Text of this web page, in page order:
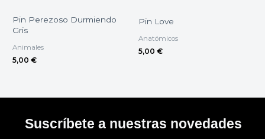
Pin Perezoso Durmiendo
Gris
Animales
5,00 €
Pin Love
Anatómicos
5,00 €
Suscríbete a nuestras novedades